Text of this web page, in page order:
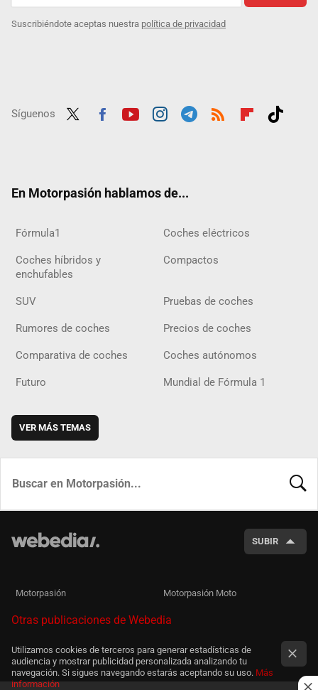
Suscribiéndote aceptas nuestra política de privacidad
Síguenos
En Motorpasión hablamos de...
Fórmula1 Coches eléctricos
Coches híbridos y
enchufables
Compactos
SUV Pruebas de coches
Rumores de coches Precios de coches
Comparativa de coches Coches autónomos
Futuro Mundial de Fórmula 1
VER MÁS TEMAS
SUBIR
Motorpasión Motorpasión Moto
Otras publicaciones de Webedia
Utilizamos cookies de terceros para generar estadísticas de
audiencia y mostrar publicidad personalizada analizando tu
navegación. Si sigues navegando estarás aceptando su uso. Más
información